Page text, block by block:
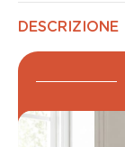
DESCRIZIONE